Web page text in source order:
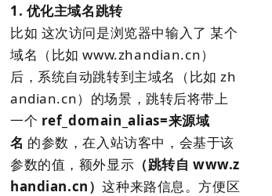
1. 优化主域名跳转
比如 这次访问是浏览器中输入了 某个
域名（比如 www.zhandian.cn）
后，系统自动跳转到主域名（比如 zh
andian.cn）的场景，跳转后将带上
一个 ref_domain_alias=来源域
名 的参数，在入站访客中，会基于该
参数的值，额外显示 （跳转自 www.z
handian.cn）这种来路信息。方便区